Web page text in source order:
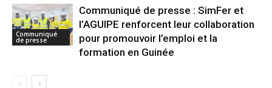
Communiqué
de presse
Communiqué de presse : SimFer et
l’AGUIPE renforcent leur collaboration
pour promouvoir l’emploi et la
formation en Guinée